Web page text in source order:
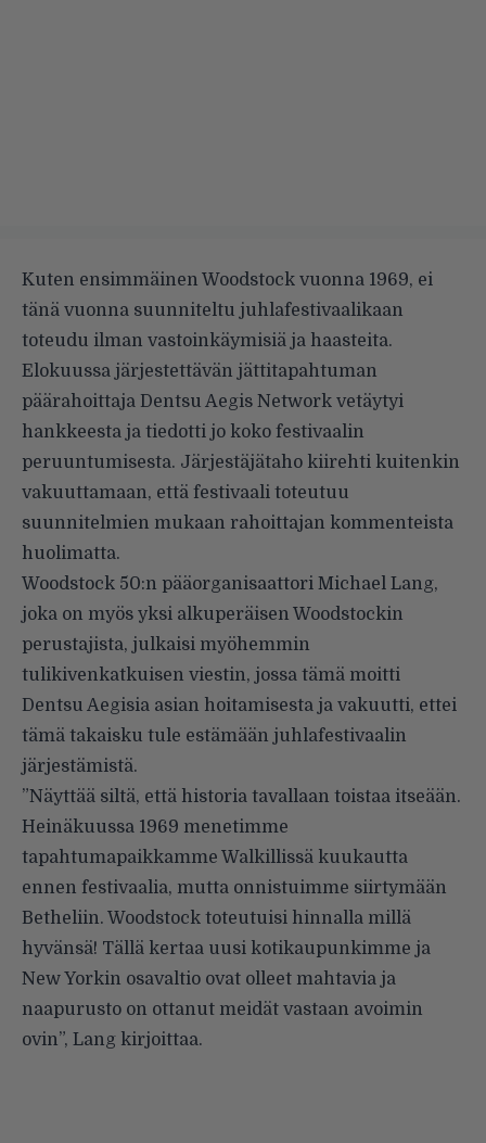
Kuten ensimmäinen Woodstock vuonna 1969, ei
tänä vuonna suunniteltu juhlafestivaalikaan
toteudu ilman vastoinkäymisiä ja haasteita.
Elokuussa järjestettävän jättitapahtuman
päärahoittaja Dentsu Aegis Network vetäytyi
hankkeesta ja tiedotti jo koko festivaalin
peruuntumisesta. Järjestäjätaho kiirehti kuitenkin
vakuuttamaan, että festivaali toteutuu
suunnitelmien mukaan rahoittajan kommenteista
huolimatta.
Woodstock 50:n pääorganisaattori Michael Lang,
joka on myös yksi alkuperäisen Woodstockin
perustajista, julkaisi myöhemmin
tulikivenkatkuisen viestin, jossa tämä moitti
Dentsu Aegisia asian hoitamisesta ja vakuutti, ettei
tämä takaisku tule estämään juhlafestivaalin
järjestämistä.
”Näyttää siltä, että historia tavallaan toistaa itseään.
Heinäkuussa 1969 menetimme
tapahtumapaikkamme Walkillissä kuukautta
ennen festivaalia, mutta onnistuimme siirtymään
Betheliin. Woodstock toteutuisi hinnalla millä
hyvänsä! Tällä kertaa uusi kotikaupunkimme ja
New Yorkin osavaltio ovat olleet mahtavia ja
naapurusto on ottanut meidät vastaan avoimin
ovin”, Lang kirjoittaa.